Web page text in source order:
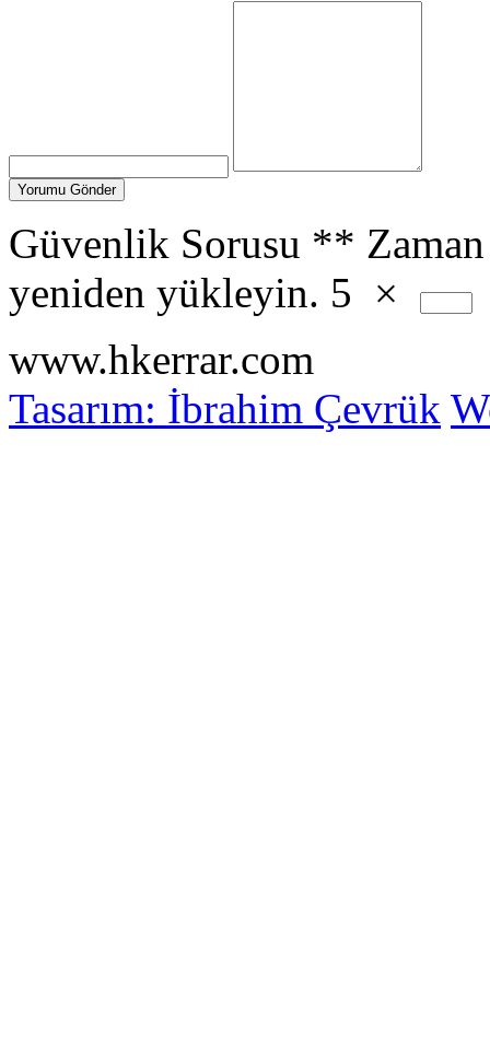
Güvenlik Sorusu **
yeniden yükleyin. 5 ×
www.hkerrar.com
Tasarım: İbrahim Çevrük